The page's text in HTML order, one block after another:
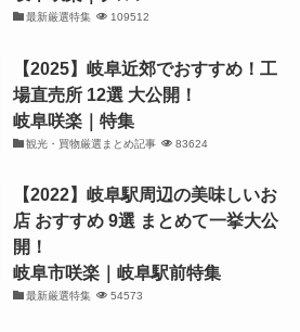
最新厳選特集 109512
【2025】岐阜近郊でおすすめ！工
場直売所 12選 大公開！
岐阜咲楽｜特集
観光・買物厳選まとめ記事 83624
【2022】岐阜駅周辺の美味しいお
店 おすすめ 9選 まとめて一挙大公
開！
岐阜市咲楽｜岐阜駅前特集
最新厳選特集 54573